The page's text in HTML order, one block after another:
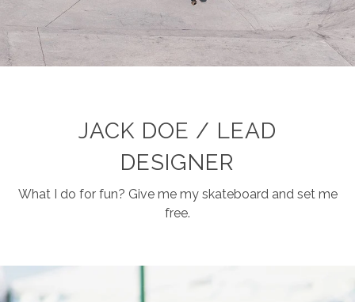
JACK DOE / LEAD
DESIGNER
What I do for fun? Give me my skateboard and set me
free.